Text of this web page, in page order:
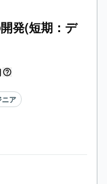
発(短期：デ
ア